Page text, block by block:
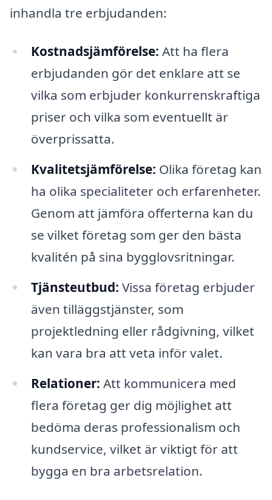
inhandla tre erbjudanden:
Kostnadsjämförelse: Att ha flera
erbjudanden gör det enklare att se
vilka som erbjuder konkurrenskraftiga
priser och vilka som eventuellt är
överprissatta.
Kvalitetsjämförelse: Olika företag kan
ha olika specialiteter och erfarenheter.
Genom att jämföra offerterna kan du
se vilket företag som ger den bästa
kvalitén på sina bygglovsritningar.
Tjänsteutbud: Vissa företag erbjuder
även tilläggstjänster, som
projektledning eller rådgivning, vilket
kan vara bra att veta inför valet.
Relationer: Att kommunicera med
flera företag ger dig möjlighet att
bedöma deras professionalism och
kundservice, vilket är viktigt för att
bygga en bra arbetsrelation.